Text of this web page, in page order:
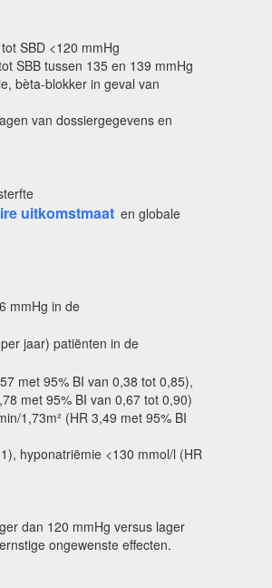
SBD <120 mmHg
SBB tussen 135 en 139 mmHg
bèta-blokker in geval van
van dossiergegevens en
uitkomstmaat en globale
mmHg in de
jaar) patiënten in de
met 95% BI van 0,38 tot 0,85),
met 95% BI van 0,67 tot 0,90)
1,73m² (HR 3,49 met 95% BI
hyponatriëmie <130 mmol/l (HR
dan 120 mmHg versus lager
ongewenste effecten.